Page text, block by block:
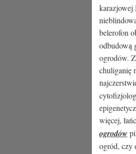
karazjowej
belerofon
odbudową
ogrodów.
chuliganię
więcej,
ogrodów
ogród, czy